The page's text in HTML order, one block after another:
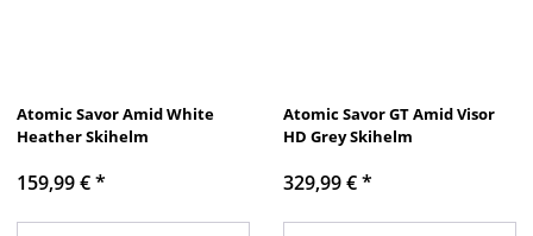
Atomic Savor Amid White
Heather Skihelm
159,99 €*
Atomic Savor GT Amid Visor
HD Grey Skihelm
329,99 €*